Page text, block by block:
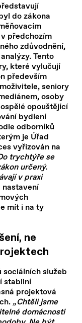
do zákona
předchozím
zdůvodnění,
Tento
které vylučují
především
seniory
osoby
opouštějící
bydlení
odborníků
je Úřad
vyřizován na
trychtýře se
určený.
v praxi
nastavení
mít i na ty
ne
služeb
stabilní
projektová
„Chtěli jsme
domácnosti